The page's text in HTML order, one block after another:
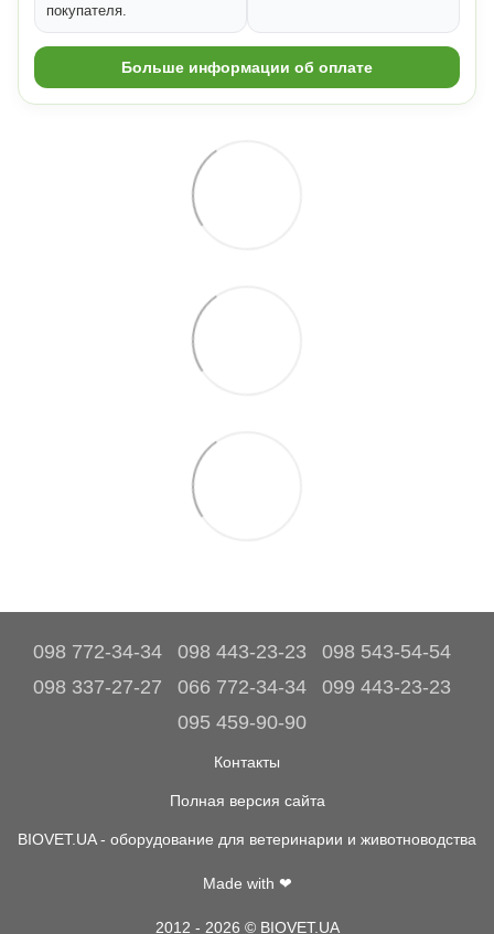
покупателя.
Больше информации об оплате
098 772-34-34 098 443-23-23
098 543-54-54
098 337-27-27
066 772-34-34
099 443-23-23
095 459-90-90
Контакты
Полная версия сайта
BIOVET.UA - оборудование для ветеринарии и животноводства
Made with ❤
2012 - 2026 © BIOVET.UA